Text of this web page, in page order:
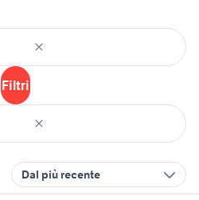
Filtri
Dal più recente